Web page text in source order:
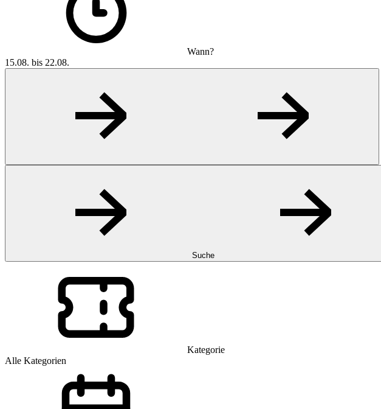
Wann?
15.08. bis 22.08.
Suche
Kategorie
Alle Kategorien